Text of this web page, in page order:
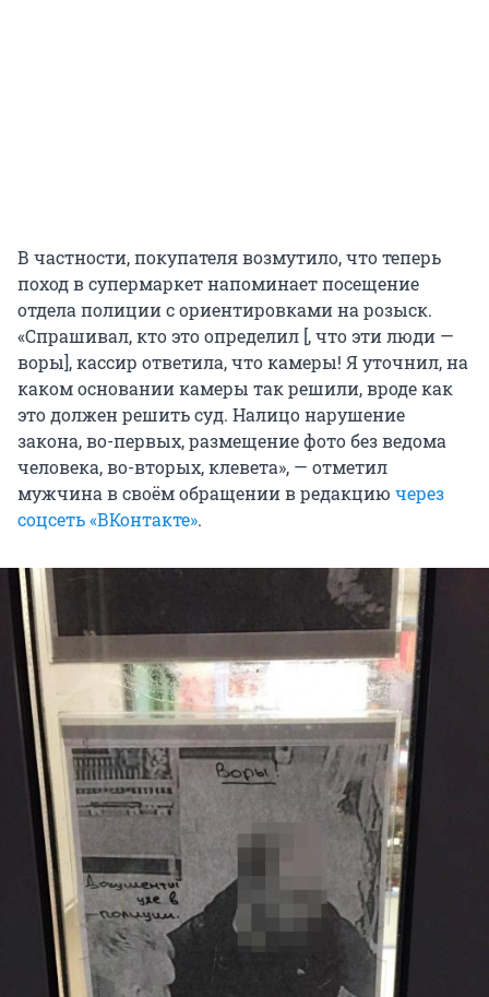
В частности, покупателя возмутило, что теперь
поход в супермаркет напоминает посещение
отдела полиции с ориентировками на розыск.
«Спрашивал, кто это определил [, что эти люди —
воры], кассир ответила, что камеры! Я уточнил, на
каком основании камеры так решили, вроде как
это должен решить суд. Налицо нарушение
закона, во-первых, размещение фото без ведома
человека, во-вторых, клевета», — отметил
мужчина в своём обращении в редакцию через
соцсеть «ВКонтакте».